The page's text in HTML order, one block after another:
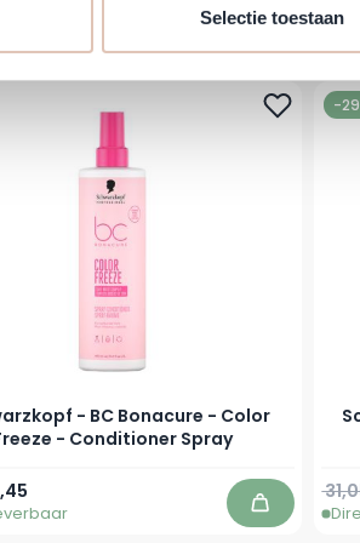
Selectie toestaan
24,15
- BC Bonacure - Color
- Conditioner Spray
In
-